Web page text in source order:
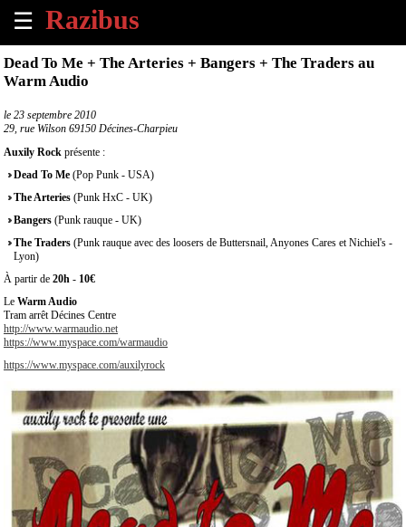
☰
×
Accueil
Tous
les
évènements
à
venir
Annoncer
un
évènement
Contact
À
propos
Dead To Me + The Arteries + Bangers + The Traders au
Warm Audio
le 23 septembre 2010
29, rue Wilson 69150 Décines-Charpieu
Auxily Rock présente :
Dead To Me (Pop Punk - USA)
The Arteries (Punk HxC - UK)
Bangers (Punk rauque - UK)
The Traders (Punk rauque avec des loosers de Buttersnail, Anyones Cares et Nichiel's -
Lyon)
À partir de 20h - 10€
Le Warm Audio
Tram arrêt Décines Centre
http://www.warmaudio.net
https://www.myspace.com/warmaudio
https://www.myspace.com/auxilyrock